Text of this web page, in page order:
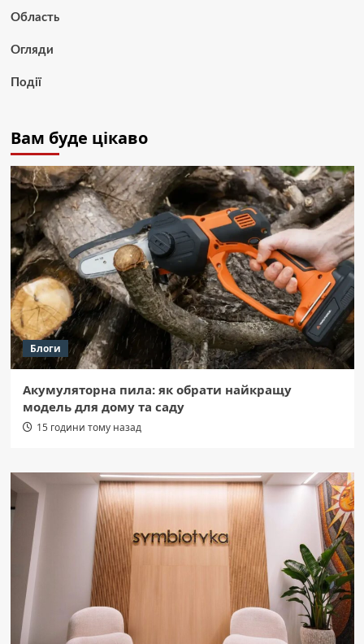
Область
Огляди
Події
Вам буде цікаво
Блоги
Акумуляторна пила: як обрати найкращу
модель для дому та саду
15 години тому назад